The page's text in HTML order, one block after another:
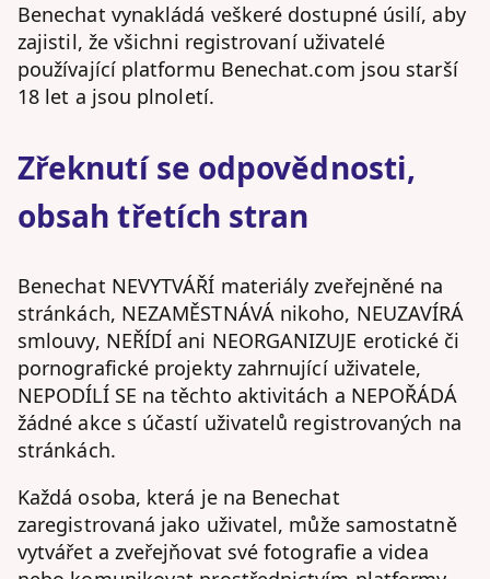
Benechat vynakládá veškeré dostupné úsilí, aby
zajistil, že všichni registrovaní uživatelé
používající platformu Benechat.com jsou starší
18 let a jsou plnoletí.
Zřeknutí se odpovědnosti,
obsah třetích stran
Benechat NEVYTVÁŘÍ materiály zveřejněné na
stránkách, NEZAMĚSTNÁVÁ nikoho, NEUZAVÍRÁ
smlouvy, NEŘÍDÍ ani NEORGANIZUJE erotické či
pornografické projekty zahrnující uživatele,
NEPODÍLÍ SE na těchto aktivitách a NEPOŘÁDÁ
žádné akce s účastí uživatelů registrovaných na
stránkách.
Každá osoba, která je na Benechat
zaregistrovaná jako uživatel, může samostatně
vytvářet a zveřejňovat své fotografie a videa